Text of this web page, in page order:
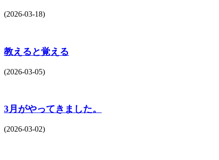
(2026-03-18)
教えると覚える
(2026-03-05)
3月がやってきました。
(2026-03-02)